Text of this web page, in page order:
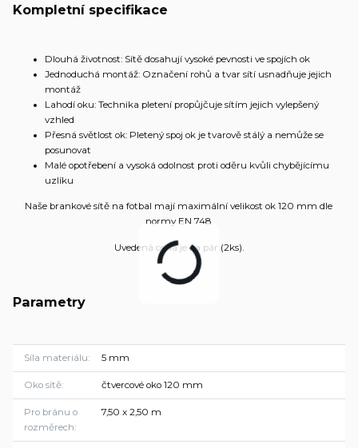
Kompletní specifikace
Dlouhá životnost: Sítě dosahují vysoké pevnosti ve spojích ok
Jednoduchá montáž: Označení rohů a tvar sítí usnadňuje jejich
montáž
Lahodí oku: Technika pletení propůjčuje sítím jejich vylepšený
vzhled
Přesná světlost ok: Pletený spoj ok je tvarově stálý a nemůže se
posunovat
Malé opotřebení a vysoká odolnost proti oděru kvůli chybějícímu
uzlíku
Naše brankové sítě na fotbal mají maximální velikost ok 120 mm dle
normy EN 748.
Uvedená cena je za pár (2ks).
Parametry
Síla materiálu 5 mm
Oko sítě čtvercové oko 120 mm
Pro bránu o
rozměrech
7,50 x 2,50 m